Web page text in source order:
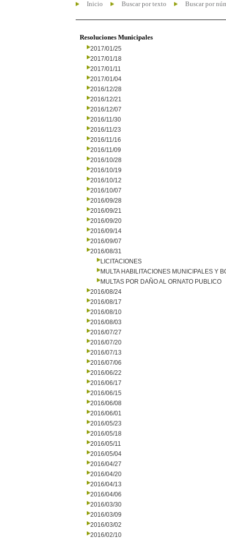
Inicio Buscar por texto Buscar por
Resoluciones Municipales
2017/01/25
2017/01/18
2017/01/11
2017/01/04
2016/12/28
2016/12/21
2016/12/07
2016/11/30
2016/11/23
2016/11/16
2016/11/09
2016/10/28
2016/10/19
2016/10/12
2016/10/07
2016/09/28
2016/09/21
2016/09/20
2016/09/14
2016/09/07
2016/08/31
LICITACIONES
MULTA HABILITACIONES MUNICIPALES Y
MULTAS POR DAÑO AL ORNATO PUBLICO
2016/08/24
2016/08/17
2016/08/10
2016/08/03
2016/07/27
2016/07/20
2016/07/13
2016/07/06
2016/06/22
2016/06/17
2016/06/15
2016/06/08
2016/06/01
2016/05/23
2016/05/18
2016/05/11
2016/05/04
2016/04/27
2016/04/20
2016/04/13
2016/04/06
2016/03/30
2016/03/09
2016/03/02
2016/02/10